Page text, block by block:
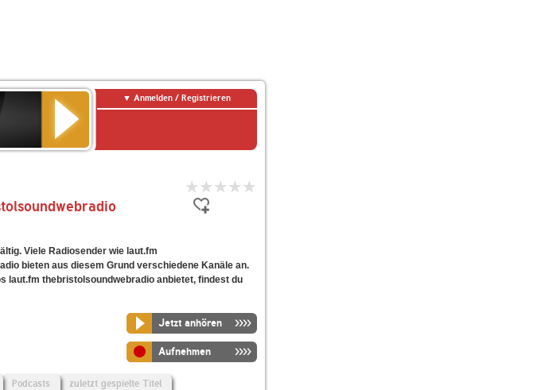
Anmelden / Registrieren
Viele Radiosender wie laut.fm
bieten aus diesem Grund verschiedene Kanäle an.
laut.fm thebristolsoundwebradio anbietet, findest du
Jetzt anhören
Aufnehmen
Podcasts zuletzt gespielte Titel